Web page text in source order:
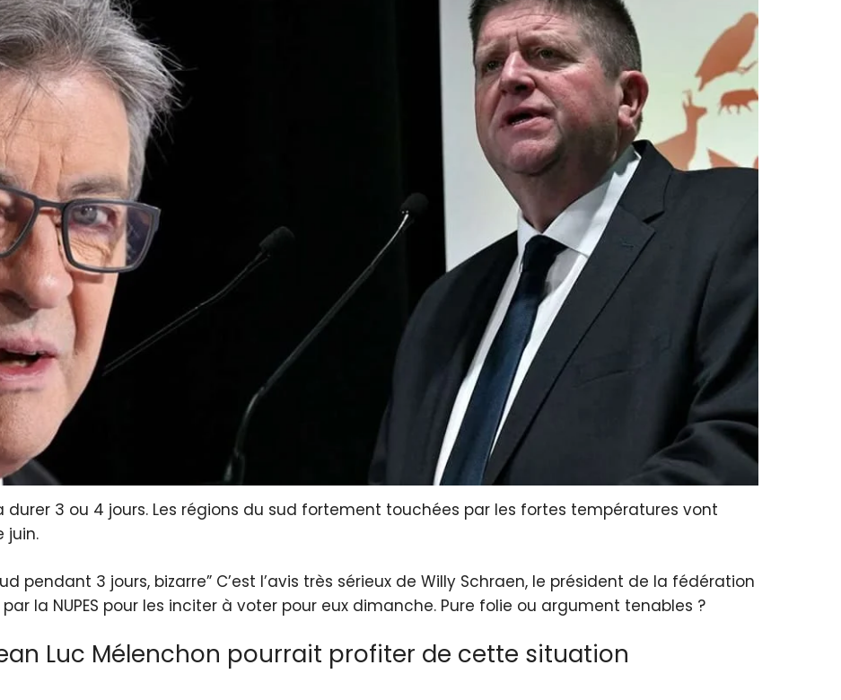
3 ou 4 jours. Les régions du sud fortement touchées par les fortes températures vont
juin.
pendant 3 jours, bizarre” C’est l’avis très sérieux de Willy Schraen, le président de la fédération
la NUPES pour les inciter à voter pour eux dimanche. Pure folie ou argument tenables ?
Luc Mélenchon pourrait profiter de cette situation